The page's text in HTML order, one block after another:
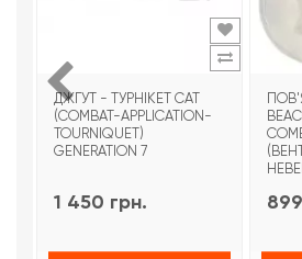
ДЖГУТ - ТУРНІКЕТ CAT
(COMBAT-APPLICATION-
TOURNIQUET)
GENERATION 7
1 450 грн.